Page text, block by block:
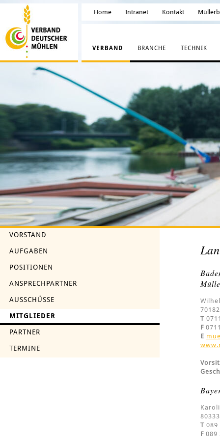
Home Intranet Kontakt
VERBAND BRANCHE TECHNIK
VORSTAND
AUFGABEN
POSITIONEN
ANSPRECHPARTNER
AUSSCHÜSSE
MITGLIEDER
PARTNER
TERMINE
T
F
E
T 089
F 089